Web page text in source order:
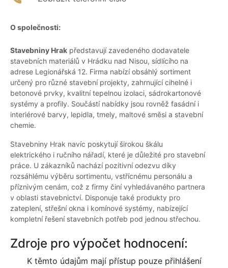
O společnosti:
Stavebniny Hrak představují zavedeného dodavatele
stavebních materiálů v Hrádku nad Nisou, sídlícího na
adrese Legionářská 12. Firma nabízí obsáhlý sortiment
určený pro různé stavební projekty, zahrnující cihelné i
betonové prvky, kvalitní tepelnou izolaci, sádrokartonové
systémy a profily. Součástí nabídky jsou rovněž fasádní i
interiérové barvy, lepidla, tmely, maltové směsi a stavební
chemie.
Stavebniny Hrak navíc poskytují širokou škálu
elektrického i ručního nářadí, které je důležité pro stavební
práce. U zákazníků nachází pozitivní odezvu díky
rozsáhlému výběru sortimentu, vstřícnému personálu a
příznivým cenám, což z firmy činí vyhledávaného partnera
v oblasti stavebnictví. Disponuje také produkty pro
zateplení, střešní okna i komínové systémy, nabízející
kompletní řešení stavebních potřeb pod jednou střechou.
Zdroje pro výpočet hodnocení:
K těmto údajům mají přístup pouze přihlášení